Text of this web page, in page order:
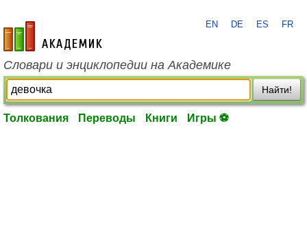
academic.ru
EN DE ES FR
Словари и энциклопедии на Академике
Найти!
Толкования Переводы Книги Игры ⚽